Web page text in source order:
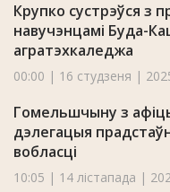
Крупко сустрэўся з
навучэнцамі Буда-
агратэхкаледжа
00:00 | 16 студзеня |
Гомельшчыну з
дэлегацыя
вобласці
10:05 | 14 лістапада |